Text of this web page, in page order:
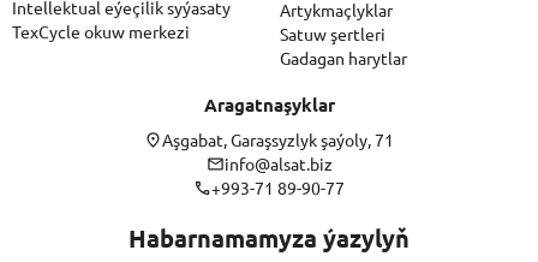
Intellektual eýeçilik syýasaty
TexCycle okuw merkezi
Artykmaçlyklar
Satuw şertleri
Gadagan harytlar
Aragatnaşyklar
Aşgabat, Garaşsyzlyk şaýoly, 71
info@alsat.biz
+993-71 89-90-77
Habarnamamyza ýazylyň